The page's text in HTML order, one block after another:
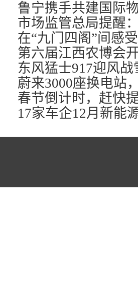
鲁宁携手共建国际
市场监管总局提醒
蔚来3000座换电站